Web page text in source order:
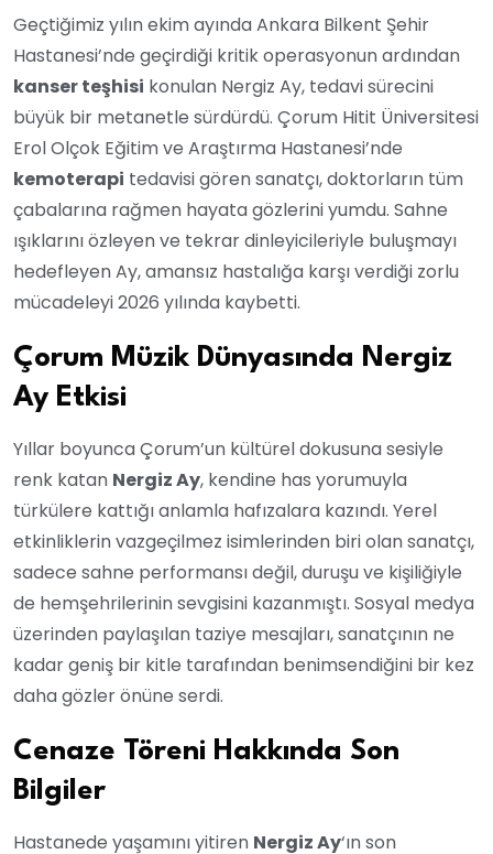
Geçtiğimiz yılın ekim ayında Ankara Bilkent Şehir
Hastanesi’nde geçirdiği kritik operasyonun ardından
kanser teşhisi konulan Nergiz Ay, tedavi sürecini
büyük bir metanetle sürdürdü. Çorum Hitit Üniversitesi
Erol Olçok Eğitim ve Araştırma Hastanesi’nde
kemoterapi tedavisi gören sanatçı, doktorların tüm
çabalarına rağmen hayata gözlerini yumdu. Sahne
ışıklarını özleyen ve tekrar dinleyicileriyle buluşmayı
hedefleyen Ay, amansız hastalığa karşı verdiği zorlu
mücadeleyi 2026 yılında kaybetti.
Çorum Müzik Dünyasında Nergiz
Ay Etkisi
Yıllar boyunca Çorum’un kültürel dokusuna sesiyle
renk katan Nergiz Ay, kendine has yorumuyla
türkülere kattığı anlamla hafızalara kazındı. Yerel
etkinliklerin vazgeçilmez isimlerinden biri olan sanatçı,
sadece sahne performansı değil, duruşu ve kişiliğiyle
de hemşehrilerinin sevgisini kazanmıştı. Sosyal medya
üzerinden paylaşılan taziye mesajları, sanatçının ne
kadar geniş bir kitle tarafından benimsendiğini bir kez
daha gözler önüne serdi.
Cenaze Töreni Hakkında Son
Bilgiler
Hastanede yaşamını yitiren Nergiz Ay‘ın son